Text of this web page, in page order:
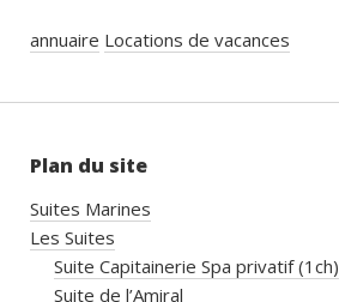
annuaire Locations de vacances
Plan du site
Suites Marines
Les Suites
Suite Capitainerie Spa privatif (1ch)
Suite de l’Amiral